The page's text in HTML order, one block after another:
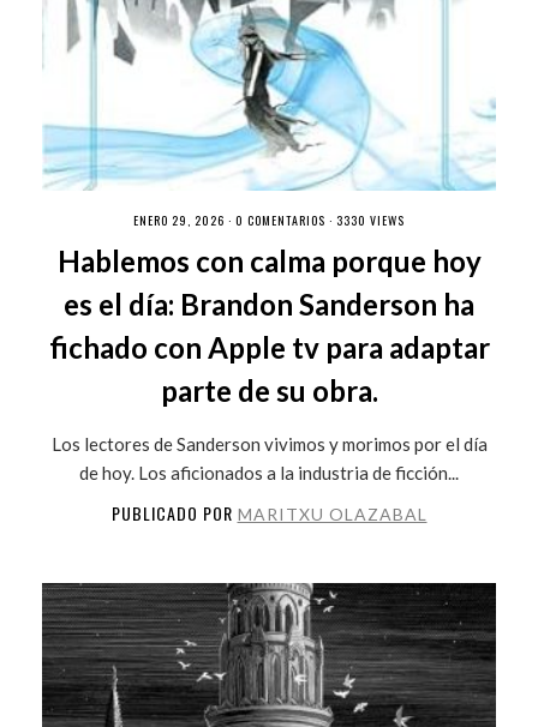
ENERO 29, 2026 · 0 COMENTARIOS · 3330 VIEWS
Hablemos con calma porque hoy
es el día: Brandon Sanderson ha
fichado con Apple tv para adaptar
parte de su obra.
Los lectores de Sanderson vivimos y morimos por el día
de hoy. Los aficionados a la industria de ficción...
PUBLICADO POR MARITXU OLAZABAL